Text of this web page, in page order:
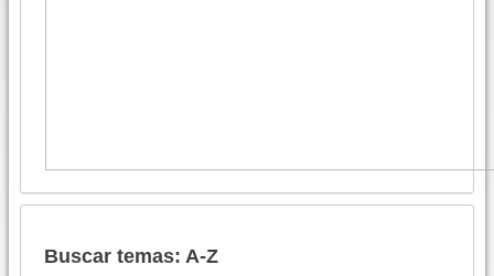
Buscar temas: A-Z